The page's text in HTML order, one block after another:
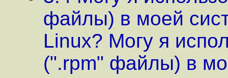
файлы) в моей
Linux? Могу я
(".rpm" файлы) в